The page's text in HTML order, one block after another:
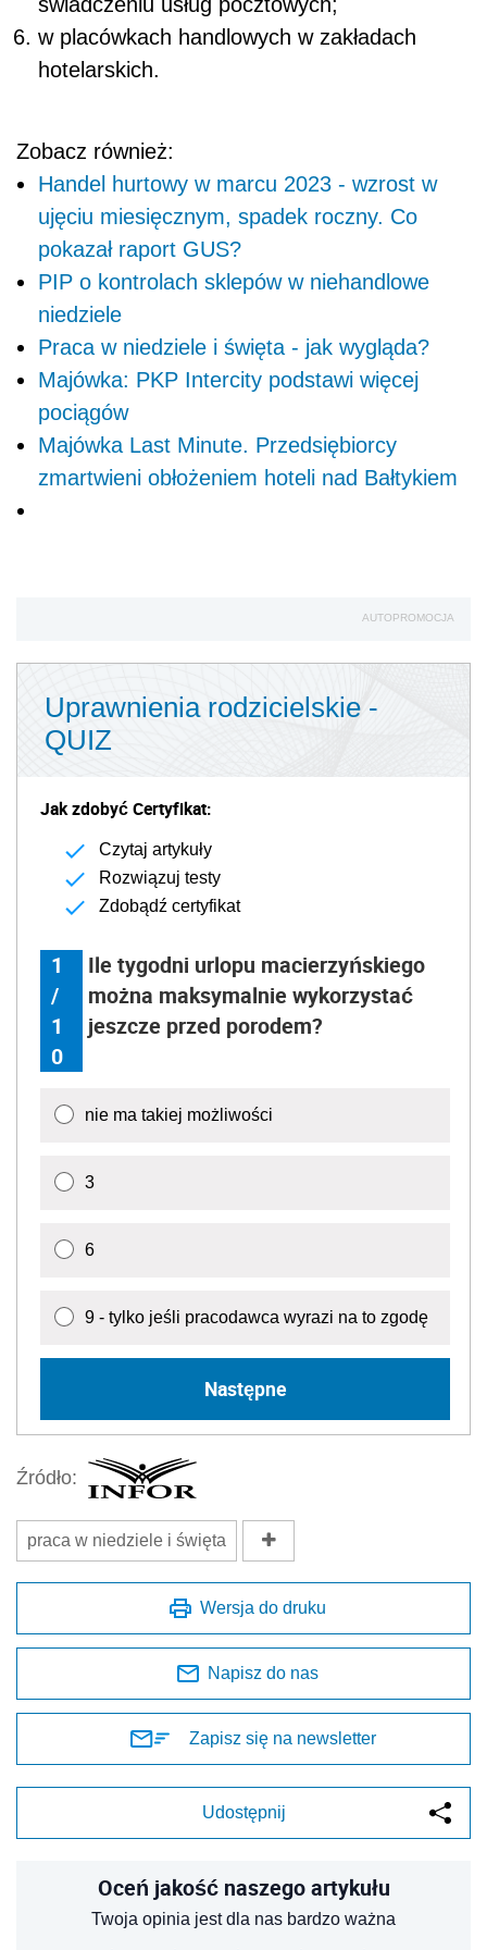
w placówkach handlowych w zakładach
hotelarskich.
Zobacz również:
Handel hurtowy w marcu 2023 - wzrost w
ujęciu miesięcznym, spadek roczny. Co
pokazał raport GUS?
PIP o kontrolach sklepów w niehandlowe
niedziele
Praca w niedziele i święta - jak wygląda?
Majówka: PKP Intercity podstawi więcej
pociągów
Majówka Last Minute. Przedsiębiorcy
zmartwieni obłożeniem hoteli nad Bałtykiem
AUTOPROMOCJA
Uprawnienia rodzicielskie -
QUIZ
Jak zdobyć Certyfikat:
Czytaj artykuły
Rozwiązuj testy
Zdobądź certyfikat
1
/
1
0
Ile tygodni urlopu macierzyńskiego
można maksymalnie wykorzystać
jeszcze przed porodem?
nie ma takiej możliwości
3
6
9 - tylko jeśli pracodawca wyrazi na to zgodę
Następne
Źródło:
praca w niedziele i święta
Wersja do druku
Napisz do nas
Zapisz się na newsletter
Udostępnij
Oceń jakość naszego artykułu
Twoja opinia jest dla nas bardzo ważna